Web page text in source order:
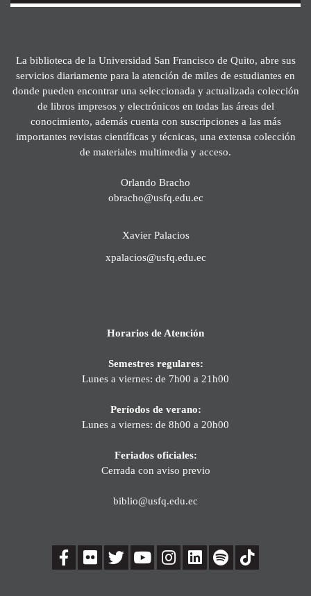
La biblioteca de la Universidad San Francisco de Quito, abre sus
servicios diariamente para la atención de miles de estudiantes en
donde pueden encontrar una seleccionada y actualizada colección
de libros impresos y electrónicos en todas las áreas del
conocimiento, además cuenta con suscripciones a las más
importantes revistas científicas y técnicas, una extensa colección
de materiales multimedia y acceso.
Orlando Bracho
obracho@usfq.edu.ec
Xavier Palacios
xpalacios@usfq.edu.ec
Horarios de Atención
Semestres regulares:
Lunes a viernes: de 7h00 a 21h00
Períodos de verano:
Lunes a viernes: de 8h00 a 20h00
Feriados oficiales:
Cerrada con aviso previo
biblio@usfq.edu.ec